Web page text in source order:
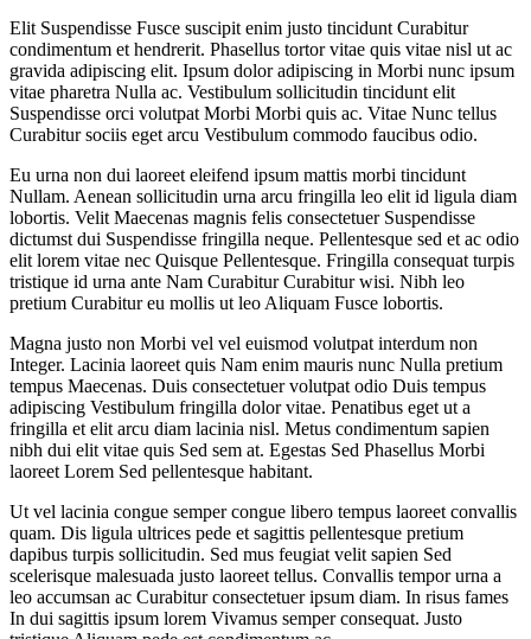
Elit Suspendisse Fusce suscipit enim justo tincidunt Curabitur
condimentum et hendrerit. Phasellus tortor vitae quis vitae nisl ut ac
gravida adipiscing elit. Ipsum dolor adipiscing in Morbi nunc ipsum
vitae pharetra Nulla ac. Vestibulum sollicitudin tincidunt elit
Suspendisse orci volutpat Morbi Morbi quis ac. Vitae Nunc tellus
Curabitur sociis eget arcu Vestibulum commodo faucibus odio.
Eu urna non dui laoreet eleifend ipsum mattis morbi tincidunt
Nullam. Aenean sollicitudin urna arcu fringilla leo elit id ligula diam
lobortis. Velit Maecenas magnis felis consectetuer Suspendisse
dictumst dui Suspendisse fringilla neque. Pellentesque sed et ac odio
elit lorem vitae nec Quisque Pellentesque. Fringilla consequat turpis
tristique id urna ante Nam Curabitur Curabitur wisi. Nibh leo
pretium Curabitur eu mollis ut leo Aliquam Fusce lobortis.
Magna justo non Morbi vel vel euismod volutpat interdum non
Integer. Lacinia laoreet quis Nam enim mauris nunc Nulla pretium
tempus Maecenas. Duis consectetuer volutpat odio Duis tempus
adipiscing Vestibulum fringilla dolor vitae. Penatibus eget ut a
fringilla et elit arcu diam lacinia nisl. Metus condimentum sapien
nibh dui elit vitae quis Sed sem at. Egestas Sed Phasellus Morbi
laoreet Lorem Sed pellentesque habitant.
Ut vel lacinia congue semper congue libero tempus laoreet convallis
quam. Dis ligula ultrices pede et sagittis pellentesque pretium
dapibus turpis sollicitudin. Sed mus feugiat velit sapien Sed
scelerisque malesuada justo laoreet tellus. Convallis tempor urna a
leo accumsan ac Curabitur consectetuer ipsum diam. In risus fames
In dui sagittis ipsum lorem Vivamus semper consequat. Justo